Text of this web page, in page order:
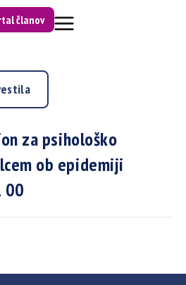
članov
za psihološko
ob epidemiji
00